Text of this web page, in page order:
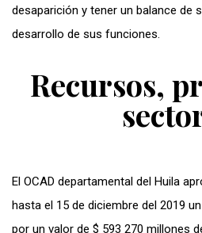
desaparición y tener un balance de
desarrollo de sus funciones.
Recursos,
El OCAD departamental del Huila
hasta el 15 de diciembre del 2019
por un valor de $ 593 270 millones